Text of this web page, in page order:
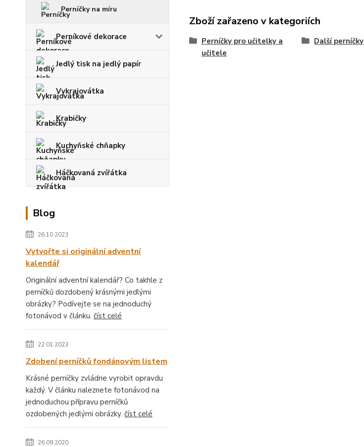
Perníčky na míru
Perníkové dekorace
Jedlý tisk na jedlý papír
Vykrajovátka
Krabičky
Kuchyňské chňapky
Háčkovaná zvířátka
Blog
26.10.2023
Vytvořte si originální adventní
kalendář
Originální adventní kalendář? Co takhle z
perníčků dozdobený krásnými jedlými
obrázky? Podívejte se na jednoduchý
fotonávod v článku. číst celé
22.01.2023
Zdobení perníčků fondánovým listem
Krásné perníčky zvládne vyrobit opravdu
každý. V článku naleznete fotonávod na
jednoduchou přípravu perníčků
ozdobených jedlými obrázky. číst celé
26.09.2020
Zboží zařazeno v kategoriích
Perníčky pro učitelky a
učitele
Další perníčky